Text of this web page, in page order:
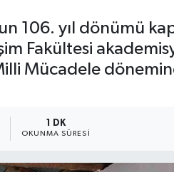
106. yıl dönümü
Fakültesi
Mücadele
1 DK
OKUNMA SÜRESI